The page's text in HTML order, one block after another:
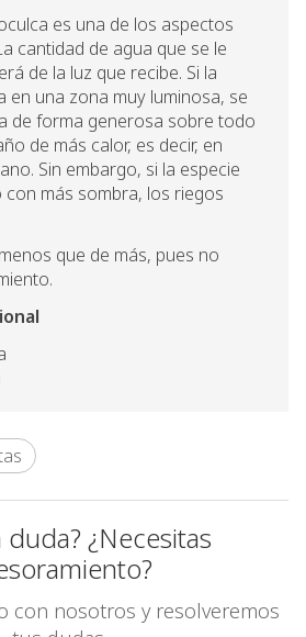
es una de los aspectos
cantidad de agua que se le
de la luz que recibe. Si la
en una zona muy luminosa, se
de forma generosa sobre todo
de más calor, es decir, en
Sin embargo, si la especie
con más sombra, los riegos
que de más, pues no
¿Necesitas
con nosotros y resolveremos